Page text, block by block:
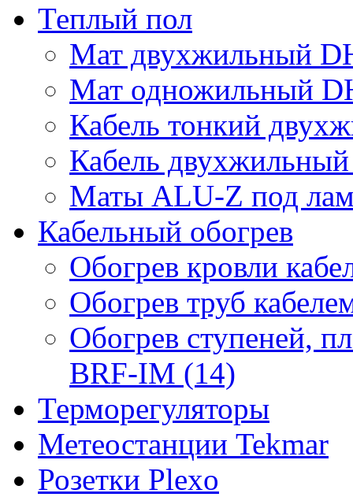
Теплый пол
Мат двухжильный
Мат одножильный
Кабель тонкий
Кабель
Маты ALU-Z под
Кабельный обогрев
Обогрев кровли
Обогрев труб
Обогрев ступеней,
BRF-IM (14)
Терморегуляторы
Метеостанции Tekmar
Розетки Plexo